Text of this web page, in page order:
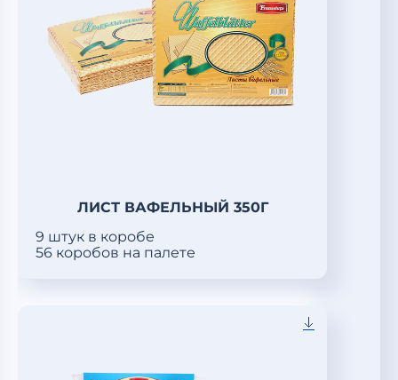
ЛИСТ ВАФЕЛЬНЫЙ 350Г
9 штук в коробе
56 коробов на палете